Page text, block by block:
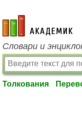
academic.ru
Словари и
Толкования